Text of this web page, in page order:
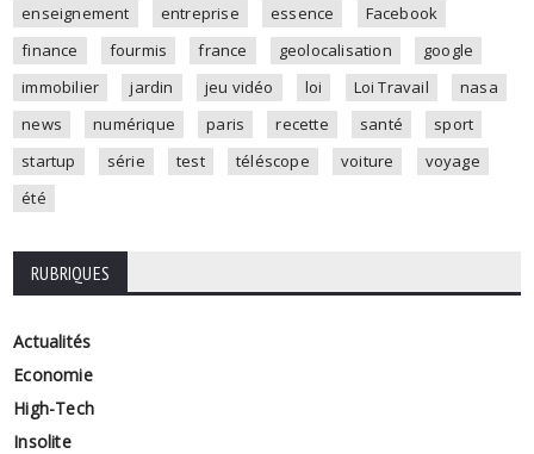
enseignement
entreprise essence
Facebook
finance
fourmis france geolocalisation
google
immobilier
jardin jeu vidéo loi Loi Travail
nasa
news
numérique paris recette santé
sport
startup
série test téléscope voiture
voyage
été
RUBRIQUES
Actualités
Economie
High-Tech
Insolite